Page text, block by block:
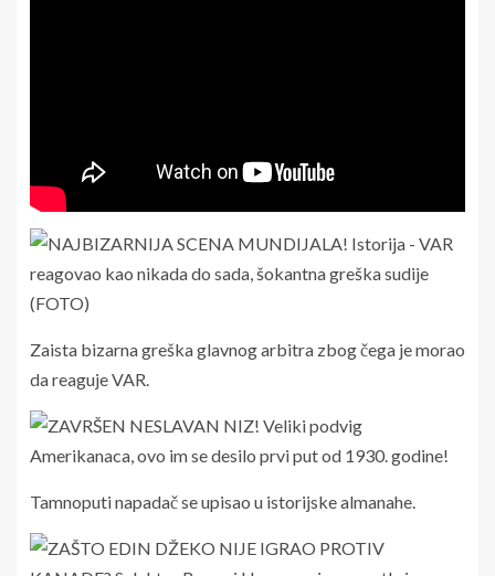
Zaista bizarna greška glavnog arbitra zbog čega je morao
da reaguje VAR.
Tamnoputi napadač se upisao u istorijske almanahe.